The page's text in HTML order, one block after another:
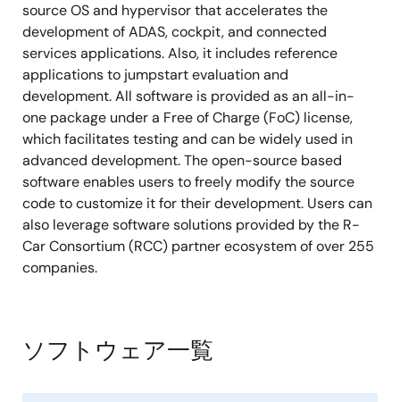
source OS and hypervisor that accelerates the
development of ADAS, cockpit, and connected
services applications. Also, it includes reference
applications to jumpstart evaluation and
development. All software is provided as an all-in-
one package under a Free of Charge (FoC) license,
which facilitates testing and can be widely used in
advanced development. The open-source based
software enables users to freely modify the source
code to customize it for their development. Users can
also leverage software solutions provided by the R-
Car Consortium (RCC) partner ecosystem of over 255
companies.
ソフトウェア一覧